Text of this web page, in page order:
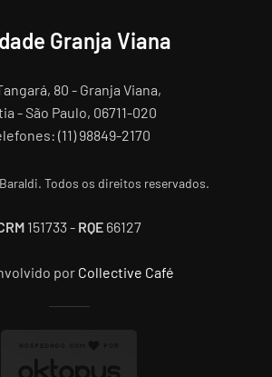
Granja Viana
80 - Granja Viana,
- São Paulo, 06711-020
(11) 98849-2170
Todos os direitos reservados.
151733 - RQE 66127
por Collective Café